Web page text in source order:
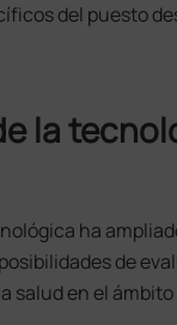
del puesto
la
ha
de
salud en el